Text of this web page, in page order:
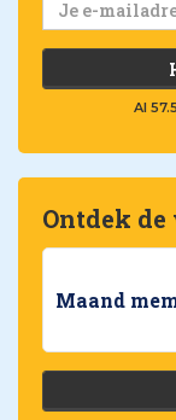
Al
Ontdek
Maand